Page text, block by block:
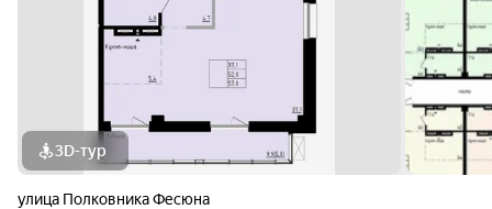
3D-тур
улица Полковника Фесюна